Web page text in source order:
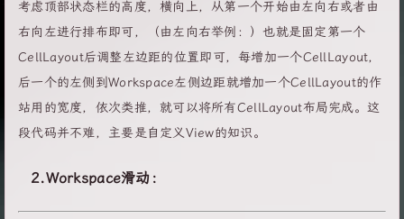
考虑顶部状态栏的高度，横向上，从第一个开始由左向右或者由
右向左进行排布即可，（由左向右举例：）也就是固定第一个
CellLayout后调整左边距的位置即可，每增加一个CellLayout，
后一个的左侧到Workspace左侧边距就增加一个CellLayout的作
站用的宽度，依次类推，就可以将所有CellLayout布局完成。这
段代码并不难，主要是自定义View的知识。
2.Workspace滑动：